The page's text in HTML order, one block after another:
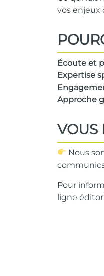
vos enjeux
Écoute et
Expertise
Approche
VOUS
Nous
Pour
ligne